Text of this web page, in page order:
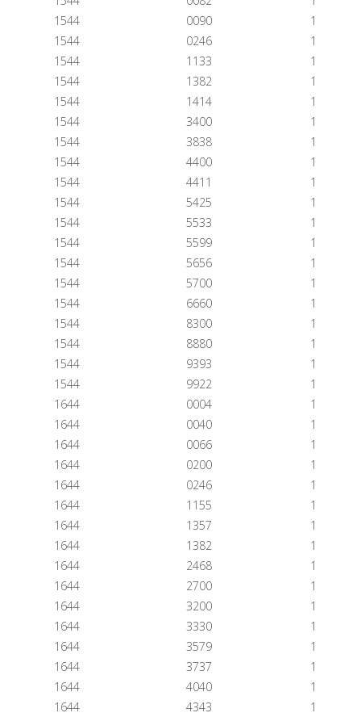
1544
0090
1
1544
0246
1
1544
1133
1
1544
1382
1
1544
1414
1
1544
3400
1
1544
3838
1
1544
4400
1
1544
4411
1
1544
5425
1
1544
5533
1
1544
5599
1
1544
5656
1
1544
5700
1
1544
6660
1
1544
8300
1
1544
8880
1
1544
9393
1
1544
9922
1
1644
0004
1
1644
0040
1
1644
0066
1
1644
0200
1
1644
0246
1
1644
1155
1
1644
1357
1
1644
1382
1
1644
2468
1
1644
2700
1
1644
3200
1
1644
3330
1
1644
3579
1
1644
3737
1
1644
4040
1
1644
4343
1